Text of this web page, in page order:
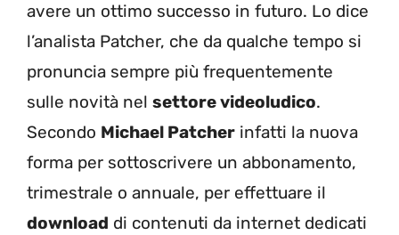
avere un ottimo successo in futuro. Lo dice
l’analista Patcher, che da qualche tempo si
pronuncia sempre più frequentemente
sulle novità nel settore videoludico.
Secondo Michael Patcher infatti la nuova
forma per sottoscrivere un abbonamento,
trimestrale o annuale, per effettuare il
download di contenuti da internet dedicati